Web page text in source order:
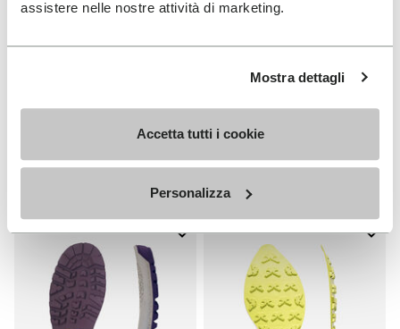
assistere nelle nostre attività di marketing.
Mostra dettagli
Accetta tutti i cookie
Personalizza
SEMELLES
+ 1 couleurs
33,00 €
Add to wishlist
Add to wishlist Semelle Fourà
Add